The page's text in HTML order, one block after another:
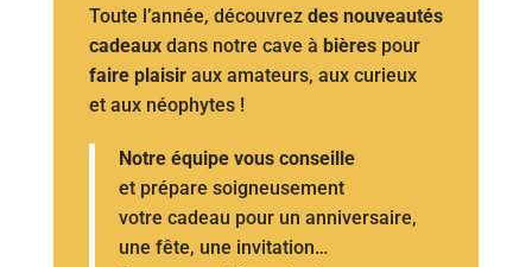
Toute l’année, découvrez des nouveautés
cadeauxdans notre cave à bièrespour
faire plaisiraux amateurs, aux curieux
et aux néophytes !
Notre équipe vous conseille
et prépare soigneusement
votre cadeau pour un anniversaire,
une fête, une invitation…